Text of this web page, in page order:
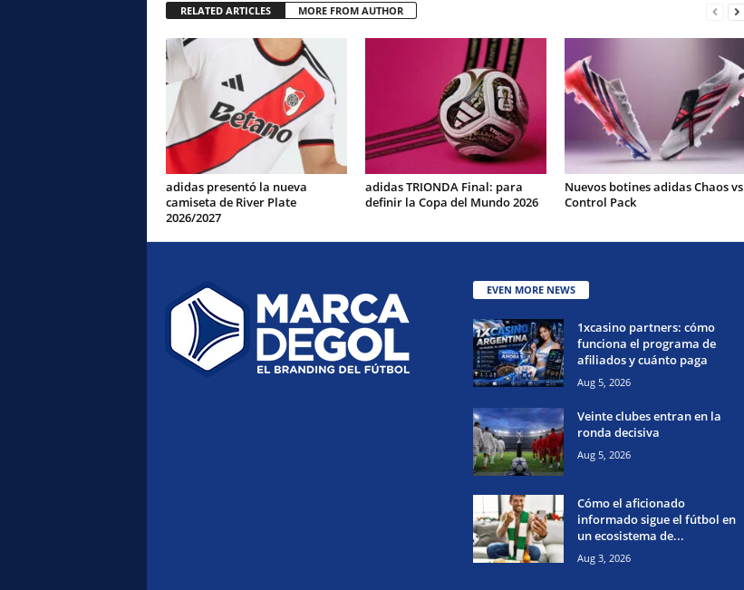
RELATED ARTICLES MORE FROM AUTHOR
adidas presentó la nueva
camiseta de River Plate
2026/2027
adidas TRIONDA Final: para
definir la Copa del Mundo 2026
Nuevos botines adidas Chaos vs
Control Pack
EVEN MORE NEWS
1xcasino partners: cómo
funciona el programa de
afiliados y cuánto paga
Aug 5, 2026
Veinte clubes entran en la
ronda decisiva
Aug 5, 2026
Cómo el aficionado
informado sigue el fútbol en
un ecosistema de...
Aug 3, 2026